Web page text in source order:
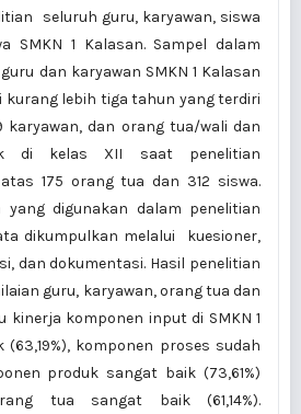
seluruh guru, karyawan, siswa
SMKN 1 Kalasan. Sampel dalam
dan karyawan SMKN 1 Kalasan
kurang lebih tiga tahun yang terdiri
karyawan, dan orang tua/wali dan
di kelas XII saat penelitian
175 orang tua dan 312 siswa.
yang digunakan dalam penelitian
dikumpulkan melalui kuesioner,
dan dokumentasi. Hasil penelitian
guru, karyawan, orang tua dan
kinerja komponen input di SMKN 1
komponen proses sudah
produk sangat baik (73,61%)
tua sangat baik (61,14%).